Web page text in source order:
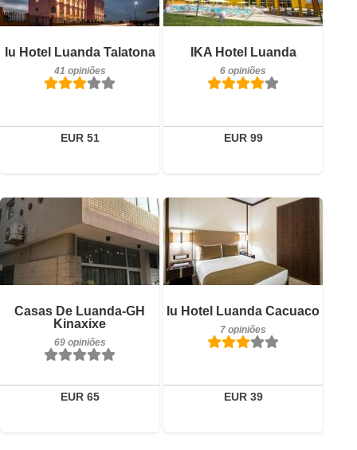
Iu Hotel Luanda Talatona
41 opiniões
EUR 51
41 opiniões
Reservar
IKA Hotel Luanda
6 opiniões
EUR 99
6 opiniões
Reservar
Casas De Luanda-GH
Kinaxixe
69 opiniões
EUR 65
69 opiniões
Detalhes
Reservar
Iu Hotel Luanda Cacuaco
7 opiniões
EUR 39
7 opiniões
Detalhes
Reservar